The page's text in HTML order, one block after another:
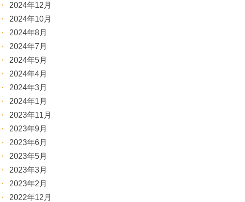
2024年12月
2024年10月
2024年8月
2024年7月
2024年5月
2024年4月
2024年3月
2024年1月
2023年11月
2023年9月
2023年6月
2023年5月
2023年3月
2023年2月
2022年12月